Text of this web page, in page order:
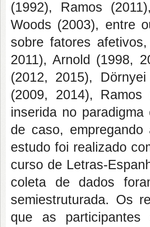
(1992), Ramos
Woods (2003), entre
sobre fatores
2011), Arnold (1998,
(2012, 2015),
(2009, 2014),
inserida no
de caso,
estudo foi realizado
curso de Letras-
coleta de dados
semiestruturada. Os
que as